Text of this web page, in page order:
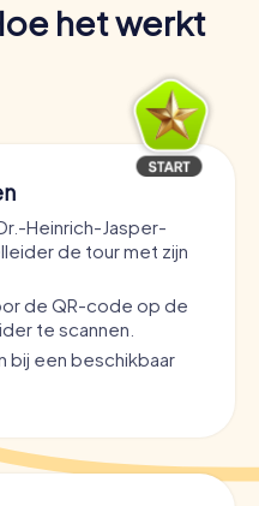
het werkt
Heinrich-Jasper-
de tour met zijn
de QR-code op de
te scannen.
bij een beschikbaar